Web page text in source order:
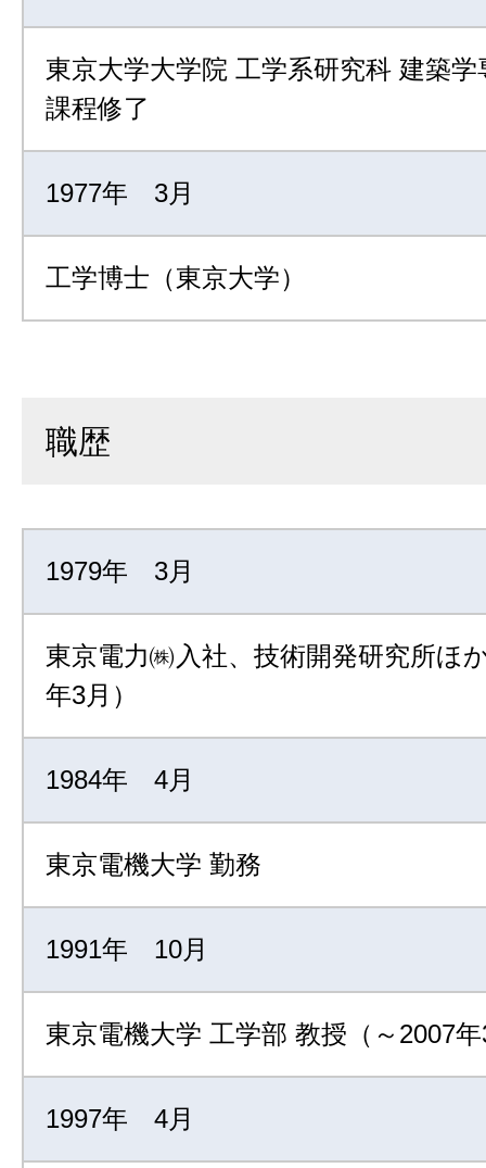
東京大学大学院 工学系研究科 建築
課程修了
1977年 3月
工学博士（東京大学）
職歴
1979年 3月
東京電力㈱入社、技術開発研究所ほ
年3月）
1984年 4月
東京電機大学 勤務
1991年 10月
東京電機大学 工学部 教授（～2007
1997年 4月